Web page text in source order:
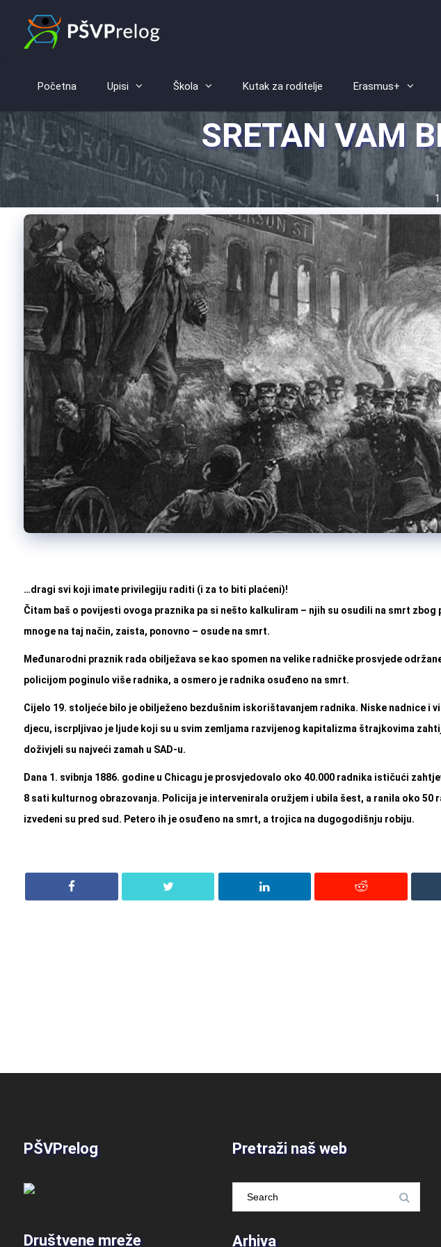
Početna Upisi Škola Kutak za roditelje Erasmus+
SRETAN VAM
…dragi svi koji imate privilegiju raditi (i za to biti plaćeni)!
Čitam baš o povijesti ovoga praznika pa si nešto kalkuliram – njih su osudili na smrt
mnoge na taj način, zaista, ponovno – osude na smrt.
Međunarodni praznik rada obilježava se kao spomen na velike radničke prosvjede
policijom poginulo više radnika, a osmero je radnika osuđeno na smrt.
Cijelo 19. stoljeće bilo je obilježeno bezdušnim iskorištavanjem radnika. Niske nadnice i
djecu, iscrpljivao je ljude koji su u svim zemljama razvijenog kapitalizma štrajkovima
doživjeli su najveći zamah u SAD-u.
Dana 1. svibnja 1886. godine u Chicagu je prosvjedovalo oko 40.000 radnika ističući
8 sati kulturnog obrazovanja. Policija je intervenirala oružjem i ubila šest, a ranila oko 50
izvedeni su pred sud. Petero ih je osuđeno na smrt, a trojica na dugogodišnju robiju.
PŠVPrelog
Društvene mreže
Pretraži naš web
Arhiva